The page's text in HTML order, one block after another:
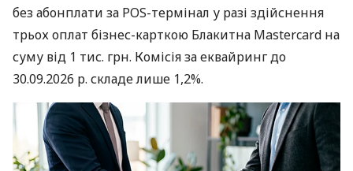
без абонплати за POS-термінал у разі здійснення
трьох оплат бізнес-карткою Блакитна Mastercard на
суму від 1 тис. грн. Комісія за еквайринг до
30.09.2026 р. складе лише 1,2%.